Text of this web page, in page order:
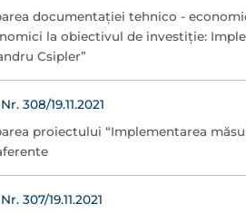
documentației tehnico -
la obiectivul de investiție:
Csipler”
308/19.11.2021
proiectului “Implementarea
307/19.11.2021